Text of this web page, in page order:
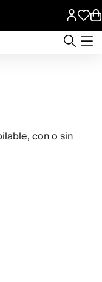
con o sin